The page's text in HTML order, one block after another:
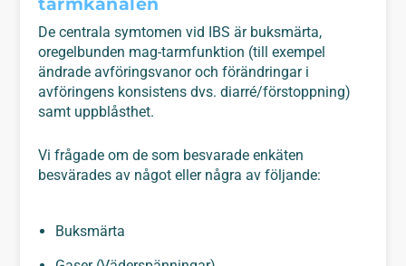
tarmkanalen
De centrala symtomen vid IBS är buksmärta,
oregelbunden mag-tarmfunktion (till exempel
ändrade avföringsvanor och förändringar i
avföringens konsistens dvs. diarré/förstoppning)
samt uppblåsthet.
Vi frågade om de som besvarade enkäten
besvärades av något eller några av följande:
Buksmärta